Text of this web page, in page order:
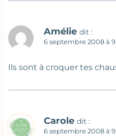
Amélie dit :
6 septembre 2008 à
Ils sont à croquer tes
Carole dit :
6 septembre 2008 à